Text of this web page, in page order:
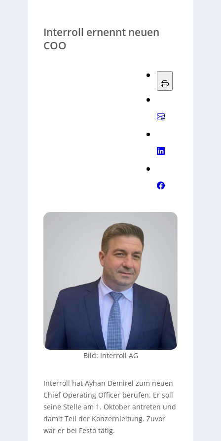
Interroll ernennt neuen
COO
Bild: Interroll AG
Interroll hat Ayhan Demirel zum neuen
Chief Operating Officer berufen. Er soll
seine Stelle am 1. Oktober antreten und
damit Teil der Konzernleitung. Zuvor
war er bei Festo tätig.